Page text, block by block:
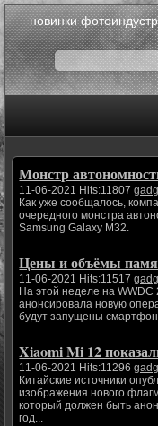
новинки
Монстр
11-06-2021 Hits:11807
Как уже сообщалось,
очередного монстра
Samsung Galaxy M32.
Цены и объёмы
11-06-2021 Hits:11517
На этой неделе на
анонсировала новую
Xiaomi Mi 12
11-06-2021 Hits:11296
Китайские источники
изображения нового
который должен быть
год...